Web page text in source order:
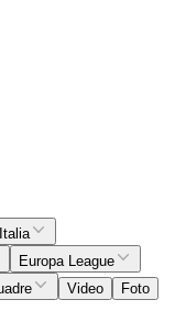
Europa League
Video
Foto